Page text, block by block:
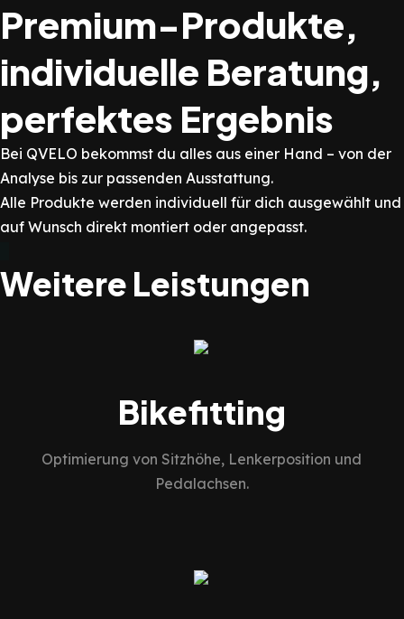
Premium-Produkte,
individuelle Beratung,
perfektes Ergebnis
Bei QVELO bekommst du alles aus einer Hand – von der
Analyse bis zur passenden Ausstattung.
Alle Produkte werden individuell für dich ausgewählt und
auf Wunsch direkt montiert oder angepasst.
Weitere Leistungen
Bikefitting
Optimierung von Sitzhöhe, Lenkerposition und
Pedalachsen.